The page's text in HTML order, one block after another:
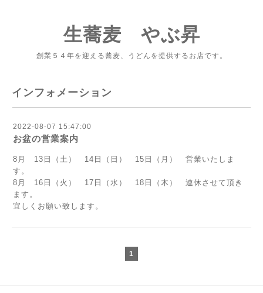
生蕎麦 やぶ昇
創業５４年を迎える蕎麦、うどんを提供するお店です。
インフォメーション
2022-08-07 15:47:00
お盆の営業案内
8月 13日（土） 14日（日） 15日（月） 営業いたしま
す。
8月 16日（火） 17日（水） 18日（木） 連休させて頂き
ます。
宜しくお願い致します。
1